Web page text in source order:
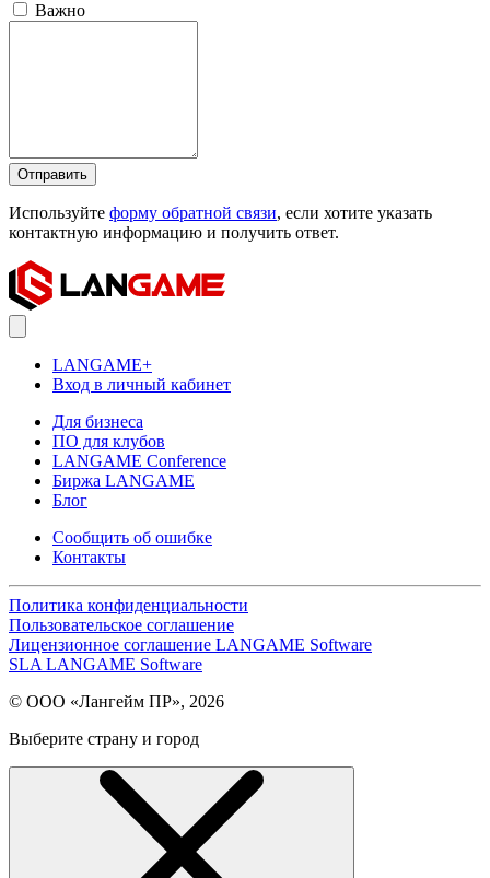
Важно
Отправить
Используйте форму обратной связи, если хотите указать
контактную информацию и получить ответ.
LANGAME+
Вход в личный кабинет
Для бизнеса
ПО для клубов
LANGAME Conference
Биржа LANGAME
Блог
Сообщить об ошибке
Контакты
Политика конфиденциальности
Пользовательское соглашение
Лицензионное соглашение LANGAME Software
SLA LANGAME Software
© ООО «Лангейм ПР», 2026
Выберите страну и город